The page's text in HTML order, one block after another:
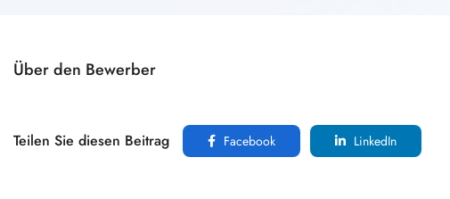
Über den Bewerber
Teilen Sie diesen Beitrag Facebook LinkedIn